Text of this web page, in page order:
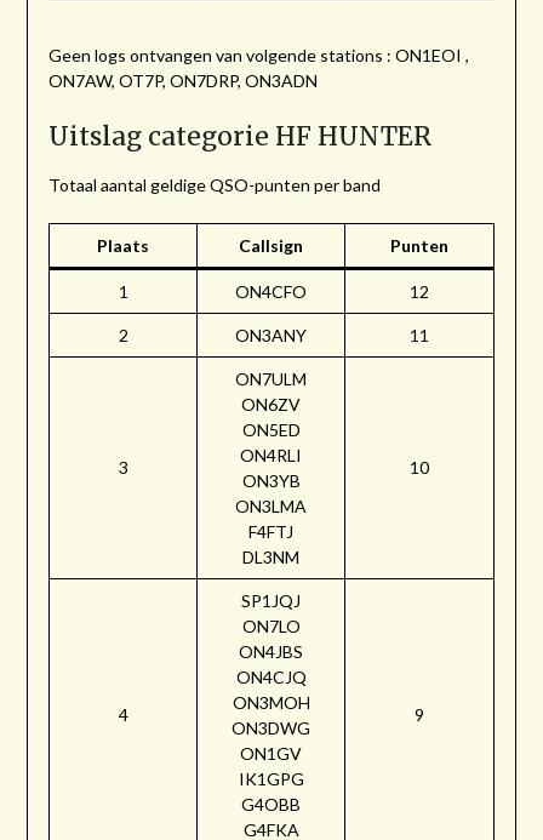
Geen logs ontvangen van volgende stations : ON1EOI ,
ON7AW, OT7P, ON7DRP, ON3ADN
Uitslag categorie HF HUNTER
Totaal aantal geldige QSO-punten per band
Plaats Callsign Punten
1 ON4CFO 12
2 ON3ANY 11
3
ON7ULM
ON6ZV
ON5ED
ON4RLI
ON3YB
ON3LMA
F4FTJ
DL3NM
10
4
SP1JQJ
ON7LO
ON4JBS
ON4CJQ
ON3MOH
ON3DWG
ON1GV
IK1GPG
G4OBB
G4FKA
9